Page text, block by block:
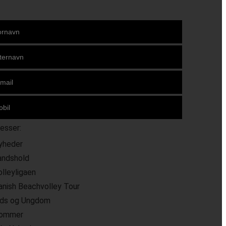
Beachvolley Tour
og Ungdom